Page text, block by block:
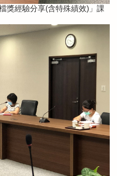
獎經驗分享(含特殊績效)」課